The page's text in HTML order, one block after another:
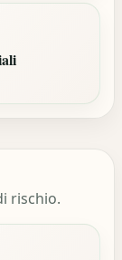
rischio.